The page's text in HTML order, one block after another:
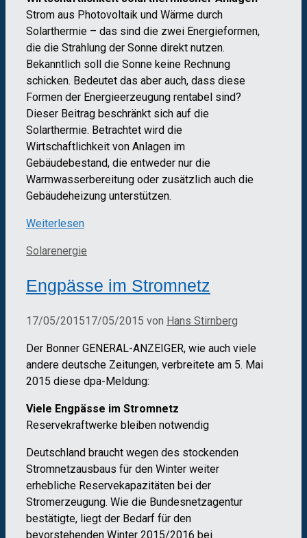
Strom aus Photovoltaik und Wärme durch
Solarthermie – das sind die zwei Energieformen,
die die Strahlung der Sonne direkt nutzen.
Bekanntlich soll die Sonne keine Rechnung
schicken. Bedeutet das aber auch, dass diese
Formen der Energieerzeugung rentabel sind?
Dieser Beitrag beschränkt sich auf die
Solarthermie. Betrachtet wird die
Wirtschaftlichkeit von Anlagen im
Gebäudebestand, die entweder nur die
Warmwasserbereitung oder zusätzlich auch die
Gebäudeheizung unterstützen.
Weiterlesen
Kategorien
Solarenergie
Engpässe im Stromnetz
17/05/201517/05/2015 von Hans Stirnberg
Der Bonner GENERAL-ANZEIGER, wie auch viele
andere deutsche Zeitungen, verbreitete am 5. Mai
2015 diese dpa-Meldung:
Viele Engpässe im Stromnetz
Reservekraftwerke bleiben notwendig
Deutschland braucht wegen des stockenden
Stromnetzausbaus für den Winter weiter
erhebliche Reservekapazitäten bei der
Stromerzeugung. Wie die Bundesnetzagentur
bestätigte, liegt der Bedarf für den
bevorstehenden Winter 2015/2016 bei